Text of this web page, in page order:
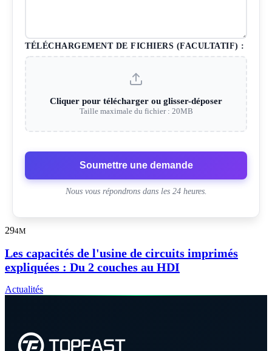
TÉLÉCHARGEMENT DE FICHIERS (FACULTATIF) :
Cliquer pour télécharger ou glisser-déposer
Taille maximale du fichier : 20MB
Soumettre une demande
Nous vous répondrons dans les 24 heures.
294M
Les capacités de l'usine de circuits imprimés
expliquées : Du 2 couches au HDI
Actualités